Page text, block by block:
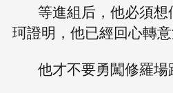
等進組后，他必須
珂證明，他已經回心轉意
他才不要勇闖修羅場